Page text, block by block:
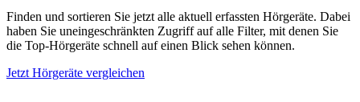
Finden und sortieren Sie jetzt alle aktuell erfassten Hörgeräte. Dabei
haben Sie uneingeschränkten Zugriff auf alle Filter, mit denen Sie
die Top-Hörgeräte schnell auf einen Blick sehen können.
Jetzt Hörgeräte vergleichen